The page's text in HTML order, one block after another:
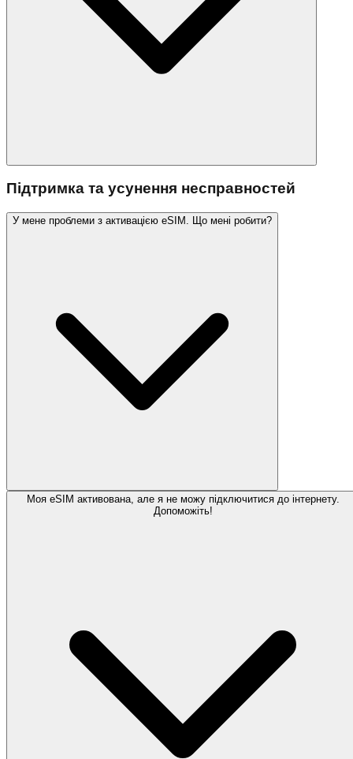
Підтримка та усунення несправностей
У мене проблеми з активацією eSIM. Що мені робити?
Моя eSIM активована, але я не можу підключитися до інтернету.
Допоможіть!